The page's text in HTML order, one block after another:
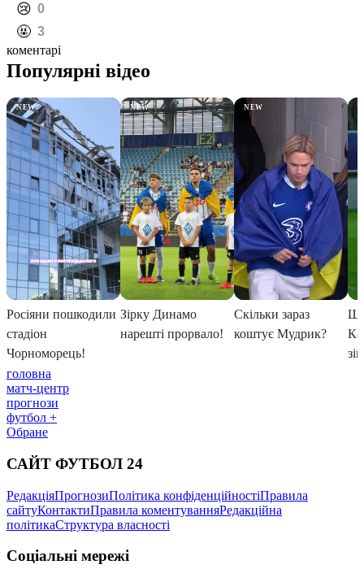
️😢 0
️🤬 3
коментарі
головна
матч-центр
прогнози
футбол +
Обране
САЙТ ФУТБОЛ 24
РедакціяПрогнозиПолітика конфіденційностіПравила
сайтуКонтактиПравила коментуванняРедакційна
політикаСтруктура власності
Соціальні мережі